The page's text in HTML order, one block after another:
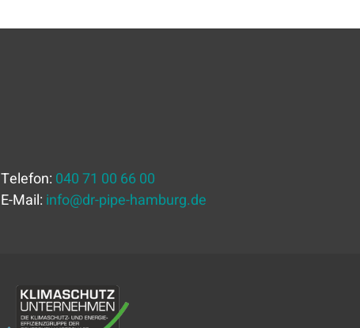
Telefon: 040 71 00 66 00
E-Mail: info@dr-pipe-hamburg.de